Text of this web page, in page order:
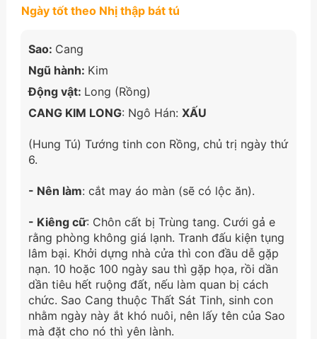
Ngày tốt theo Nhị thập bát tú
Sao: Cang
Ngũ hành: Kim
Động vật: Long (Rồng)
CANG KIM LONG: Ngô Hán: XẤU
(Hung Tú) Tướng tinh con Rồng, chủ trị ngày thứ
6.
- Nên làm: cắt may áo màn (sẽ có lộc ăn).
- Kiêng cữ: Chôn cất bị Trùng tang. Cưới gả e
rằng phòng không giá lạnh. Tranh đấu kiện tụng
lâm bại. Khởi dựng nhà cửa thì con đầu dễ gặp
nạn. 10 hoặc 100 ngày sau thì gặp họa, rồi dần
dần tiêu hết ruộng đất, nếu làm quan bị cách
chức. Sao Cang thuộc Thất Sát Tinh, sinh con
nhằm ngày này ắt khó nuôi, nên lấy tên của Sao
mà đặt cho nó thì yên lành.